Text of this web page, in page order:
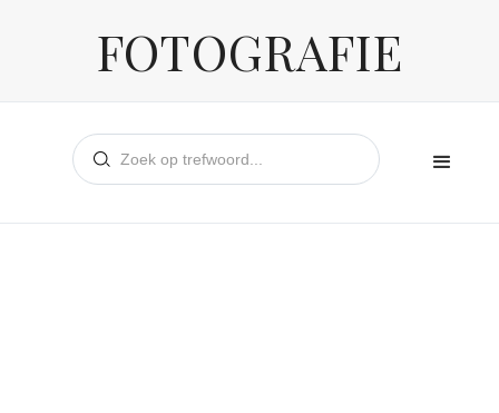
FOTOGRAFIE